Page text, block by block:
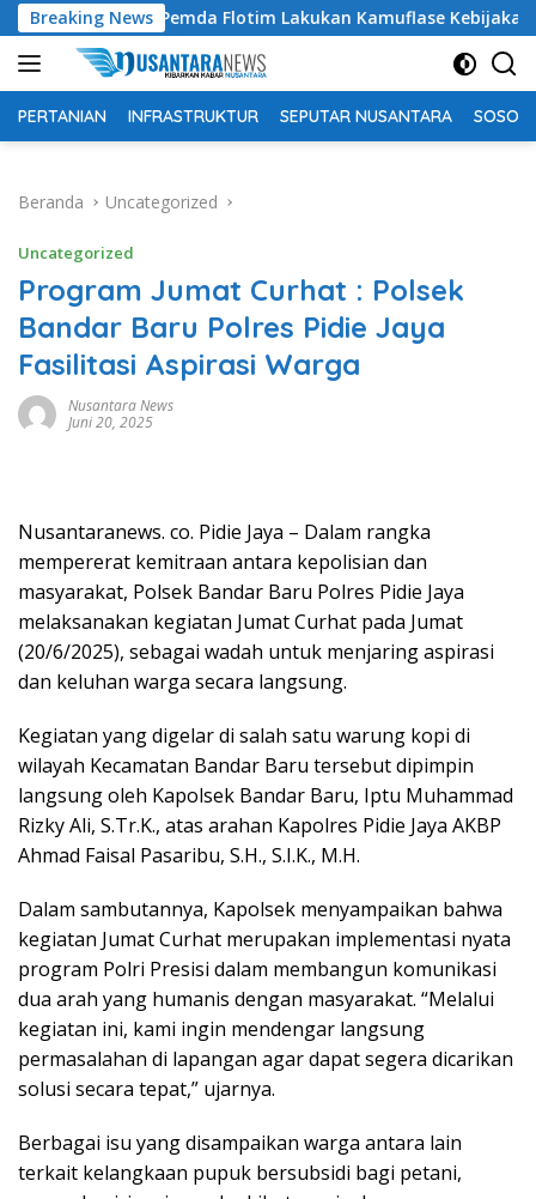
Langsung
ke
konten
Breaking News
Pemda Flotim Lakukan Kamuflase Kebijakan Politik
PERTANIAN INFRASTRUKTUR SEPUTAR NUSANTARA SOSOK
Beranda Uncategorized
Uncategorized
Program Jumat Curhat : Polsek
Bandar Baru Polres Pidie Jaya
Fasilitasi Aspirasi Warga
Nusantara News
Juni 20, 2025
Nusantaranews. co. Pidie Jaya – Dalam rangka
mempererat kemitraan antara kepolisian dan
masyarakat, Polsek Bandar Baru Polres Pidie Jaya
melaksanakan kegiatan Jumat Curhat pada Jumat
(20/6/2025), sebagai wadah untuk menjaring aspirasi
dan keluhan warga secara langsung.
Kegiatan yang digelar di salah satu warung kopi di
wilayah Kecamatan Bandar Baru tersebut dipimpin
langsung oleh Kapolsek Bandar Baru, Iptu Muhammad
Rizky Ali, S.Tr.K., atas arahan Kapolres Pidie Jaya AKBP
Ahmad Faisal Pasaribu, S.H., S.I.K., M.H.
Dalam sambutannya, Kapolsek menyampaikan bahwa
kegiatan Jumat Curhat merupakan implementasi nyata
program Polri Presisi dalam membangun komunikasi
dua arah yang humanis dengan masyarakat. “Melalui
kegiatan ini, kami ingin mendengar langsung
permasalahan di lapangan agar dapat segera dicarikan
solusi secara tepat,” ujarnya.
Berbagai isu yang disampaikan warga antara lain
terkait kelangkaan pupuk bersubsidi bagi petani,